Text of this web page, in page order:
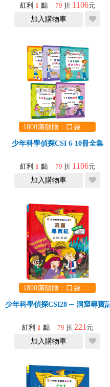
紅利 1 點 79 折 1106元
加入購物車
1800滿額贈：口袋玩具一份（隨機出貨） (summer read)
少年科學偵探CSI 6-10冊全集
紅利 1 點 79 折 1106元
加入購物車
1800滿額贈：口袋玩具一份（隨機出貨） (summer read)
少年科學偵探CSI28 ─ 洞窟尋寶記
紅利 1 點 79 折 221 元
加入購物車